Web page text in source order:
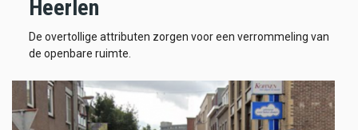
Heerlen
De overtollige attributen zorgen voor een verrommeling van
de openbare ruimte.